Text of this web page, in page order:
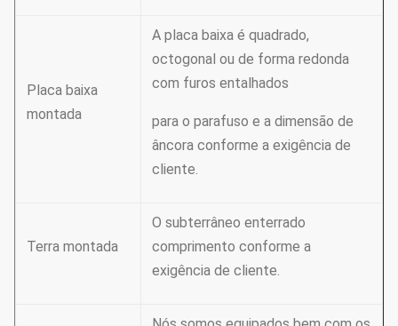
Placa baixa
montada
A placa baixa é quadrado,
octogonal ou de forma redonda
com furos entalhados
para o parafuso e a dimensão de
âncora conforme a exigência de
cliente.
Terra montada
O subterrâneo enterrado
comprimento conforme a
exigência de cliente.